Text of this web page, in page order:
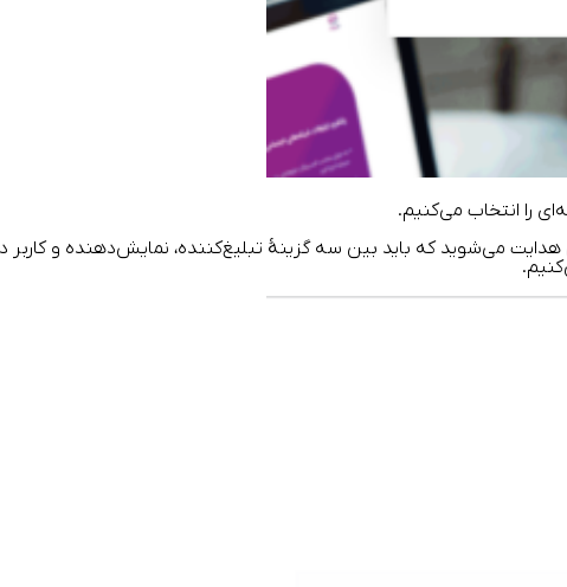
می‌شوید که باید بین سه گزینۀ تبلیغ‌کننده، نمایش‌دهنده و کاربر